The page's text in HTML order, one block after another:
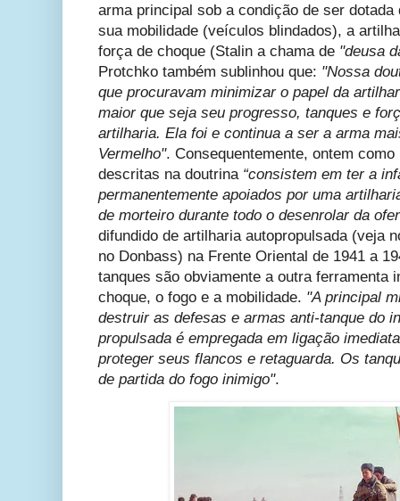
arma principal sob a condição de ser
sua mobilidade (veículos blindados), a
força de choque (Stalin a chama de "deusa
Protchko também sublinhou que: "Nossa
que procuravam minimizar o papel da
maior que seja seu progresso, tanques e
artilharia. Ela foi e continua a ser a arma
Vermelho". Consequentemente, ontem
descritas na doutrina “consistem em ter a
permanentemente apoiados por uma
de morteiro durante todo o desenrolar da
difundido de artilharia autopropulsada (veja
no Donbass) na Frente Oriental de 1941 a
tanques são obviamente a outra ferramenta
choque, o fogo e a mobilidade. "A principal
destruir as defesas e armas anti-tanque do
propulsada é empregada em ligação
proteger seus flancos e retaguarda. Os
de partida do fogo inimigo".